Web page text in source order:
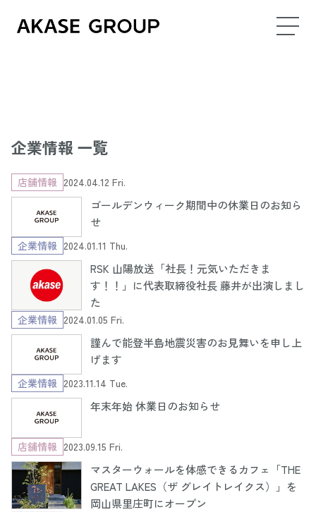
企業情報 一覧
店舗情報 2024.04.12 Fri.
ゴールデンウィーク期間中の休業日のお知ら
せ
企業情報 2024.01.11 Thu.
RSK 山陽放送「社長！元気いただきま
す！！」に代表取締役社長 藤井が出演しまし
た
企業情報 2024.01.05 Fri.
謹んで能登半島地震災害のお見舞いを申し上
げます
企業情報 2023.11.14 Tue.
年末年始 休業日のお知らせ
店舗情報 2023.09.15 Fri.
マスターウォールを体感できるカフェ「THE
GREAT LAKES（ザ グレイトレイクス）」を
岡山県里庄町にオープン